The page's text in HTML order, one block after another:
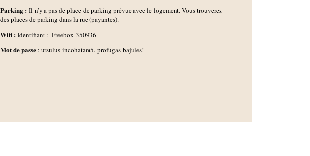
Parking :Il n’y a pas de place de parking prévue avec le logement. Vous trouverez
des places de parking dans la rue (payantes).
Wifi : Identifiant : Freebox-350936
Mot de passe : ursulus-incohatam5.-profugas-bajules!